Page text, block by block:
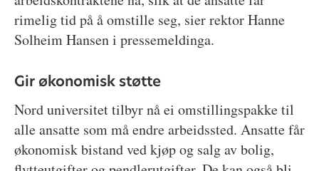
rimelig tid på å omstille seg, sier rektor Hanne
Solheim Hansen i pressemeldinga.
Gir økonomisk støtte
Nord universitet tilbyr nå ei omstillingspakke til
alle ansatte som må endre arbeidssted. Ansatte får
økonomisk bistand ved kjøp og salg av bolig,